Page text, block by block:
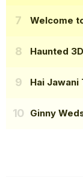
Welcome
Haunted
Hai Jawani
Ginny